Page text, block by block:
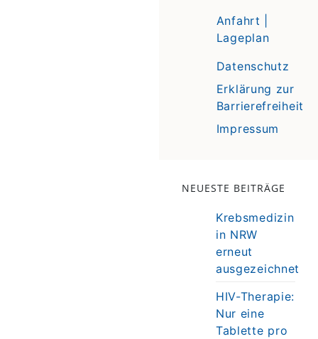
Anfahrt |
Lageplan
Datenschutz
Erklärung zur
Barrierefreiheit
Impressum
NEUESTE BEITRÄGE
Krebsmedizin
in NRW
erneut
ausgezeichnet
HIV-Therapie:
Nur eine
Tablette pro